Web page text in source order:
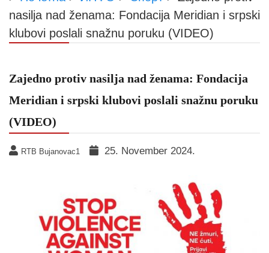
nasilja nad ženama: Fondacija Meridian i srpski
klubovi poslali snažnu poruku (VIDEO)
Zajedno protiv nasilja nad ženama: Fondacija
Meridian i srpski klubovi poslali snažnu poruku
(VIDEO)
RTB Bujanovac1 25. November 2024.